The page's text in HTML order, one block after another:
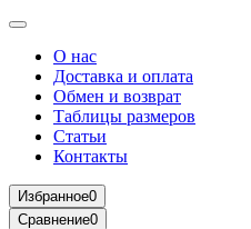
О нас
Доставка и оплата
Обмен и возврат
Таблицы размеров
Статьи
Контакты
Избранное0
Сравнение0